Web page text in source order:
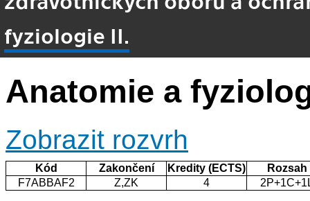
fyziologie II.
Anatomie a
Zobrazit rozvrh
Kód Zakončení Kredity (ECTS)
Rozsah
F7ABBAF2
Z,ZK 4